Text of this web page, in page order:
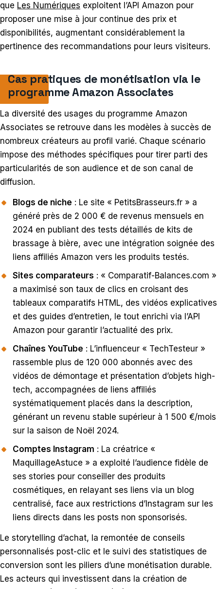
que Les Numériques exploitent l’API Amazon pour
proposer une mise à jour continue des prix et
disponibilités, augmentant considérablement la
pertinence des recommandations pour leurs visiteurs.
Cas pratiques de monétisation via le
programme Amazon Associates
La diversité des usages du programme Amazon
Associates se retrouve dans les modèles à succès de
nombreux créateurs au profil varié. Chaque scénario
impose des méthodes spécifiques pour tirer parti des
particularités de son audience et de son canal de
diffusion.
Blogs de niche : Le site « PetitsBrasseurs.fr » a
généré près de 2 000 € de revenus mensuels en
2024 en publiant des tests détaillés de kits de
brassage à bière, avec une intégration soignée des
liens affiliés Amazon vers les produits testés.
Sites comparateurs : « Comparatif-Balances.com »
a maximisé son taux de clics en croisant des
tableaux comparatifs HTML, des vidéos explicatives
et des guides d’entretien, le tout enrichi via l’API
Amazon pour garantir l’actualité des prix.
Chaînes YouTube : L’influenceur « TechTesteur »
rassemble plus de 120 000 abonnés avec des
vidéos de démontage et présentation d’objets high-
tech, accompagnées de liens affiliés
systématiquement placés dans la description,
générant un revenu stable supérieur à 1 500 €/mois
sur la saison de Noël 2024.
Comptes Instagram : La créatrice «
MaquillageAstuce » a exploité l’audience fidèle de
ses stories pour conseiller des produits
cosmétiques, en relayant ses liens via un blog
centralisé, face aux restrictions d’Instagram sur les
liens directs dans les posts non sponsorisés.
Le storytelling d’achat, la remontée de conseils
personnalisés post-clic et le suivi des statistiques de
conversion sont les piliers d’une monétisation durable.
Les acteurs qui investissent dans la création de